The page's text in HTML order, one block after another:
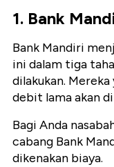
1. Bank
Bank Mandiri
ini dalam tiga
dilakukan.
debit lama akan
Bagi Anda
cabang Bank
dikenakan biaya.